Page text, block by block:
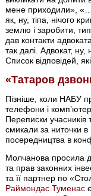
мене приходили»,
як, ну, тіпа, нічого
землю і заробити,
дав контакти
так далі. Адвокат, ну,
Список відповідей,
«Татаров
Пізніше, коли НАБУ
телефони і
Переписки учасників
смикали за ниточки
посередництва в
Молчанова просила
та прав законних
та її партнер по
Раймондас Туменас